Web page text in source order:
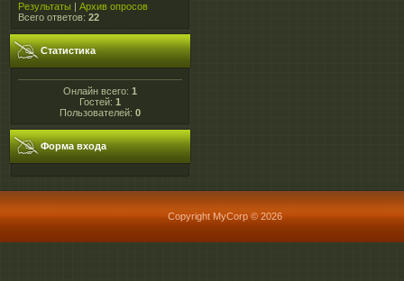
Результаты | Архив опросов
Всего ответов: 22
Статистика
Онлайн всего: 1
Гостей: 1
Пользователей: 0
Форма входа
Copyright MyCorp © 2026